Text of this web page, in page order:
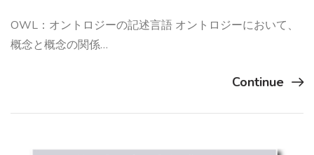
OWL：オントロジーの記述言語 オントロジーにおいて、
概念と概念の関係…
Continue